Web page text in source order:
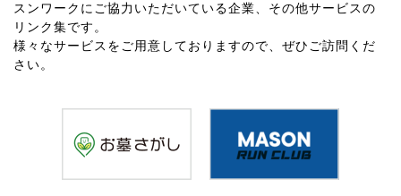
スンワークにご協力いただいている企業、その他サービスの
リンク集です。
様々なサービスをご用意しておりますので、ぜひご訪問くだ
さい。